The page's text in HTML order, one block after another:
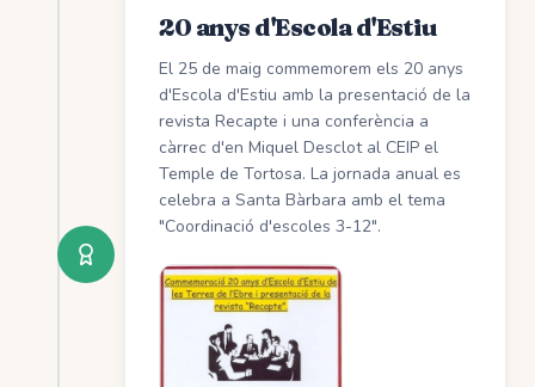
20 anys d'Escola d'Estiu
El 25 de maig commemorem els 20 anys
d'Escola d'Estiu amb la presentació de la
revista Recapte i una conferència a
càrrec d'en Miquel Desclot al CEIP el
Temple de Tortosa. La jornada anual es
celebra a Santa Bàrbara amb el tema
"Coordinació d'escoles 3-12".